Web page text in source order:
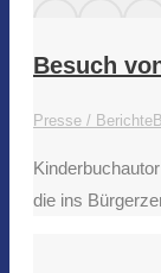
Besuch
Presse / Berichte
die ins